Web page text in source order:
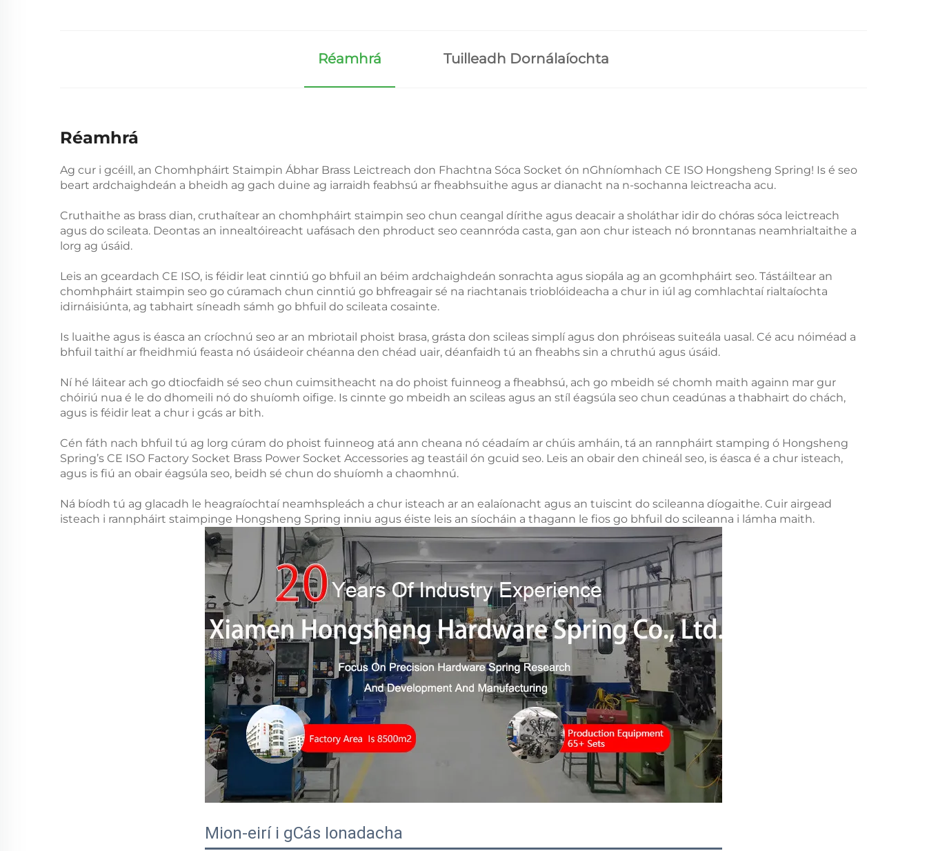
Réamhrá Tuilleadh Dornálaíochta
Réamhrá
Ag cur i gcéill, an Chomhpháirt Staimpin Ábhar Brass Leictreach don Fhachtna Sóca Socket ón nGhníomhach CE ISO Hongsheng Spring! Is é seo
beart ardchaighdeán a bheidh ag gach duine ag iarraidh feabhsú ar fheabhsuithe agus ar dianacht na n-sochanna leictreacha acu.
Cruthaithe as brass dian, cruthaítear an chomhpháirt staimpin seo chun ceangal dírithe agus deacair a sholáthar idir do chóras sóca leictreach
agus do scileata. Deontas an innealtóireacht uafásach den phroduct seo ceannróda casta, gan aon chur isteach nó bronntanas neamhrialtaithe a
lorg ag úsáid.
Leis an gceardach CE ISO, is féidir leat cinntiú go bhfuil an béim ardchaighdeán sonrachta agus siopála ag an gcomhpháirt seo. Tástáiltear an
chomhpháirt staimpin seo go cúramach chun cinntiú go bhfreagair sé na riachtanais trioblóideacha a chur in iúl ag comhlachtaí rialtaíochta
idirnáisiúnta, ag tabhairt síneadh sámh go bhfuil do scileata cosainte.
Is luaithe agus is éasca an críochnú seo ar an mbriotail phoist brasa, grásta don scileas simplí agus don phróiseas suiteála uasal. Cé acu nóiméad a
bhfuil taithí ar fheidhmiú feasta nó úsáideoir chéanna den chéad uair, déanfaidh tú an fheabhs sin a chruthú agus úsáid.
Ní hé láitear ach go dtiocfaidh sé seo chun cuimsitheacht na do phoist fuinneog a fheabhsú, ach go mbeidh sé chomh maith againn mar gur
chóiriú nua é le do dhomeili nó do shuíomh oifige. Is cinnte go mbeidh an scileas agus an stíl éagsúla seo chun ceadúnas a thabhairt do chách,
agus is féidir leat a chur i gcás ar bith.
Cén fáth nach bhfuil tú ag lorg cúram do phoist fuinneog atá ann cheana nó céadaím ar chúis amháin, tá an rannpháirt stamping ó Hongsheng
Spring’s CE ISO Factory Socket Brass Power Socket Accessories ag teastáil ón gcuid seo. Leis an obair den chineál seo, is éasca é a chur isteach,
agus is fiú an obair éagsúla seo, beidh sé chun do shuíomh a chaomhnú.
Ná bíodh tú ag glacadh le heagraíochtaí neamhspleách a chur isteach ar an ealaíonacht agus an tuiscint do scileanna díogaithe. Cuir airgead
isteach i rannpháirt staimpinge Hongsheng Spring inniu agus éiste leis an síocháin a thagann le fios go bhfuil do scileanna i lámha maith.
Mion-eirí i gCás Ionadacha